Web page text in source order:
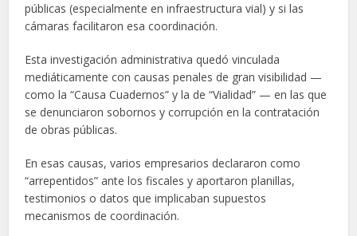
públicas (especialmente en infraestructura vial) y si las
cámaras facilitaron esa coordinación.
Esta investigación administrativa quedó vinculada
mediáticamente con causas penales de gran visibilidad —
como la “Causa Cuadernos” y la de “Vialidad” — en las que
se denunciaron sobornos y corrupción en la contratación
de obras públicas.
En esas causas, varios empresarios declararon como
“arrepentidos” ante los fiscales y aportaron planillas,
testimonios o datos que implicaban supuestos
mecanismos de coordinación.